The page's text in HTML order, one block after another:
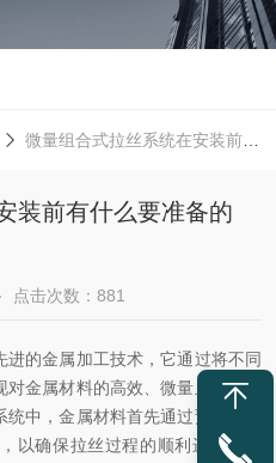
微量组合式拉丝系统在安装前有什么要准备的呢？
装前有什么要准备的
点击次数：881
进的金属加工技术，它通过将不同
金属材料的高效、微量且精确的
中，金属材料首先通过预处理阶
以确保拉丝过程的顺利进行。随